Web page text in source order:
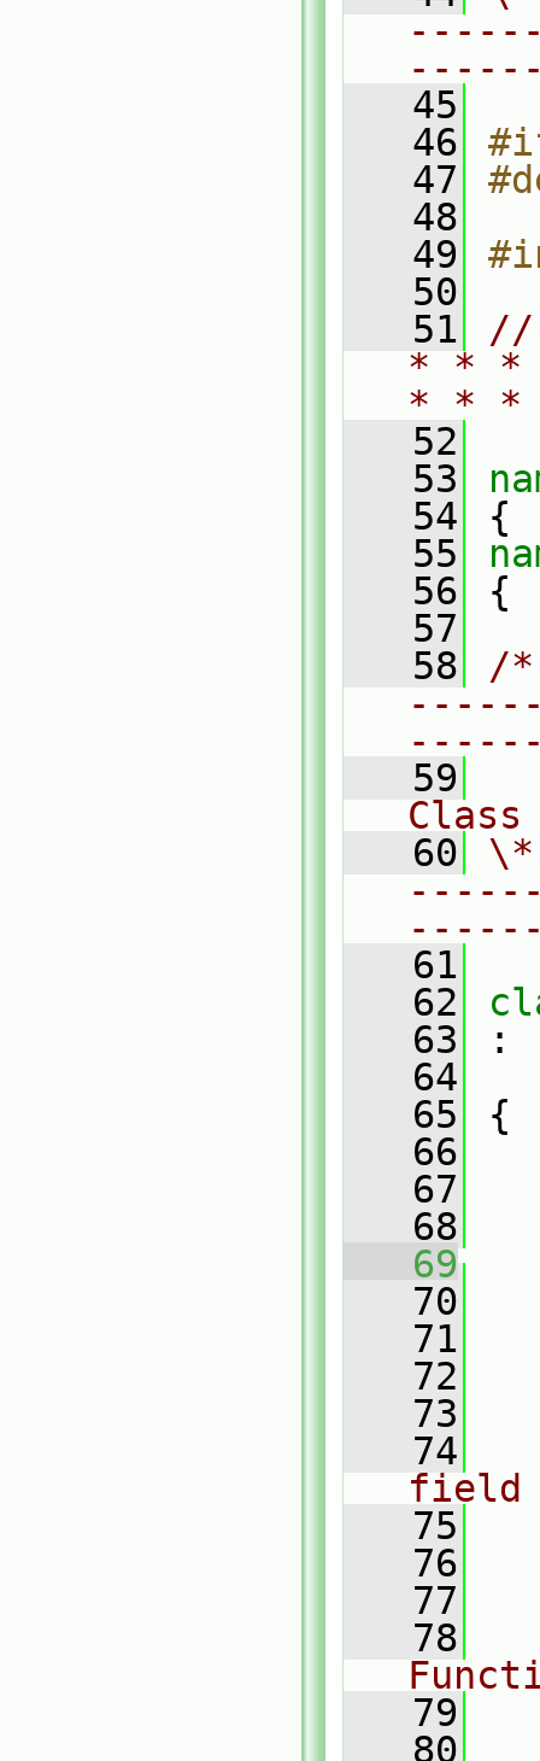
   45
   46
   47
   48
   49
   50
   51
//
* * *
* *
   52
   53
   54
{
   55
   56
{
   57
   58
/
   59
Class
   60
   61
   62
   63
:
   64
   65
{
   66
   67
   68
   69
   70
   71
   72
   73
   74
field
   75
   76
   77
   78
   79
   80